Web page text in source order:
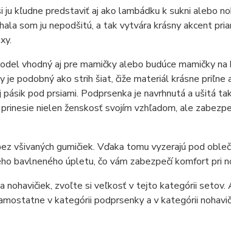
kľudne predstaviť aj ako lambádku k sukni alebo
som ju nepodšitú, a tak vytvára krásny akcent
vhodný aj pre mamičky alebo budúce mamičky na
podobný ako strih šiat, čiže materiál krásne priľne
pod prsiami. Podprsenka je navrhnutá a ušitá
nielen ženskosť svojím vzhľadom, ale
všivaných gumičiek. Vďaka tomu vyzerajú pod
bavlneného úpletu, čo vám zabezpečí komfort pri
nohavičiek, zvoľte si veľkosť v tejto kategórii setov.
v kategórii podprsenky a v kategórii